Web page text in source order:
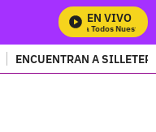
EN VIVO
Mira Todos Nuestros
ENCUENTRAN A